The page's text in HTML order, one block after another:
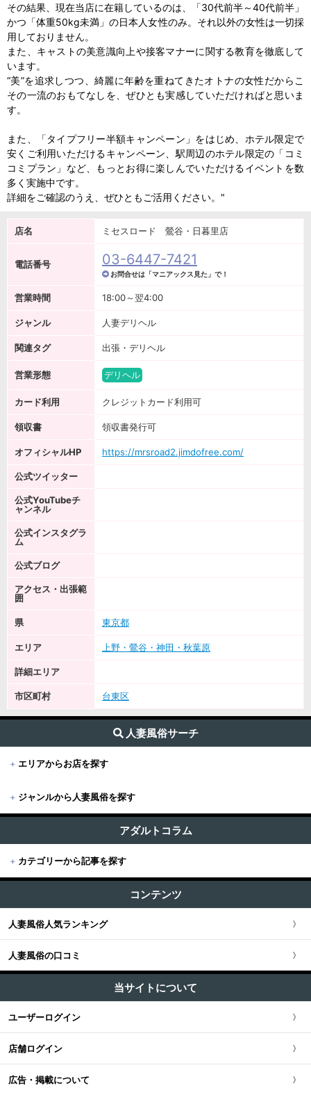
その結果、現在当店に在籍しているのは、「30代前半～40代前半」
かつ「体重50kg未満」の日本人女性のみ。それ以外の女性は一切採
用しておりません。
また、キャストの美意識向上や接客マナーに関する教育を徹底して
います。
“美”を追求しつつ、綺麗に年齢を重ねてきたオトナの女性だからこ
その一流のおもてなしを、ぜひとも実感していただければと思いま
す。
また、「タイプフリー半額キャンペーン」をはじめ、ホテル限定で
安くご利用いただけるキャンペーン、駅周辺のホテル限定の「コミ
コミプラン」など、もっとお得に楽しんでいただけるイベントを数
多く実施中です。
詳細をご確認のうえ、ぜひともご活用ください。"
店名 ミセスロード 鶯谷・日暮里店
電話番号 03-6447-7421
お問合せは「マニアックス見た」で！
営業時間 18:00～翌4:00
ジャンル 人妻デリヘル
関連タグ 出張・デリヘル
営業形態 デリヘル
カード利用 クレジットカード利用可
領収書 領収書発行可
オフィシャルHP https://mrsroad2.jimdofree.com/
公式ツイッター
公式YouTubeチ
ャンネル
公式インスタグラ
ム
公式ブログ
アクセス・出張範
囲
県 東京都
エリア 上野・鶯谷・神田・秋葉原
詳細エリア
市区町村 台東区
人妻風俗サーチ
+ エリアからお店を探す
+東京
東京全域
新宿・歌舞伎町・新大久保・高田馬場
池袋・大塚・巣鴨
五反田・品川・高輪・蒲田
新橋・汐留・銀座・六本木
上野・鶯谷・神田・秋葉原
錦糸町・葛西・葛飾
関東版TOP
埼玉県
神奈川県
茨城県
栃木県
群馬県
+関西
関西全域
大阪府
兵庫県
滋賀県
奈良県
東海・北陸・甲信越版TOP
東海・北陸・甲信越全域
静岡県
新潟県
岐阜県
+北海道・東北
中国・四国版TOP
中国・四国全域
広島県
+九州・沖縄
九州・沖縄版TOP
九州・沖縄全域
+ ジャンルから人妻風俗を探す
アダルトコラム
+ カテゴリーから記事を探す
コンテンツ
人妻風俗人気ランキング
人妻風俗の口コミ
当サイトについて
ユーザーログイン
店舗ログイン
広告・掲載について